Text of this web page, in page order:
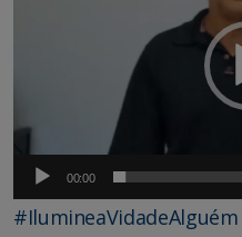
00:00
#IlumineaVidadeAlguém